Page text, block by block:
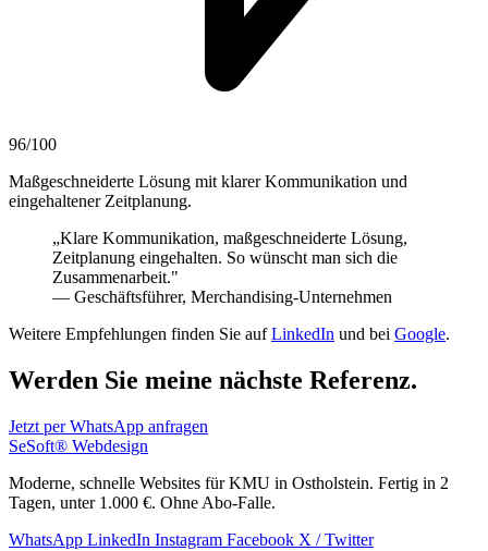
96/100
Maßgeschneiderte Lösung mit klarer Kommunikation und
eingehaltener Zeitplanung.
„Klare Kommunikation, maßgeschneiderte Lösung,
Zeitplanung eingehalten. So wünscht man sich die
Zusammenarbeit."
— Geschäftsführer, Merchandising-Unternehmen
Weitere Empfehlungen finden Sie aufLinkedIn und bei Google.
Werden Sie meine nächste Referenz.
Jetzt per WhatsApp anfragen
SeSoft® Webdesign
Moderne, schnelle Websites für KMU in Ostholstein. Fertig in 2
Tagen, unter 1.000 €. Ohne Abo-Falle.
WhatsApp LinkedIn Instagram Facebook X / Twitter